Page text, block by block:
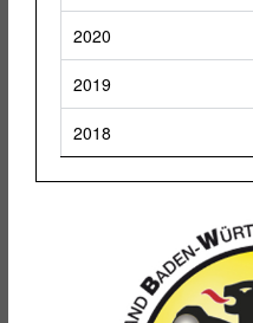
2020
2019
2018